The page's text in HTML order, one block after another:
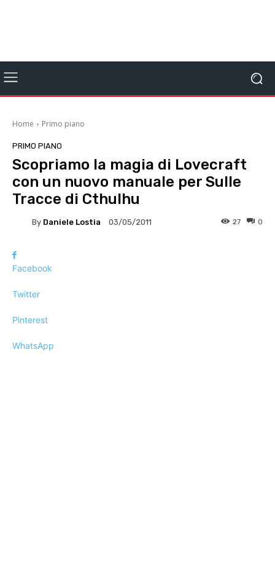
Home Primo piano
PRIMO PIANO
Scopriamo la magia di Lovecraft
con un nuovo manuale per Sulle
Tracce di Cthulhu
By Daniele Lostia 03/05/2011 0
27
Facebook
Twitter
Pinterest
WhatsApp